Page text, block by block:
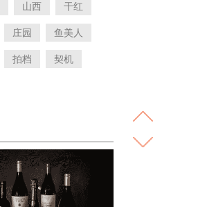
山西 干红
庄园 鱼美人
拍档 契机